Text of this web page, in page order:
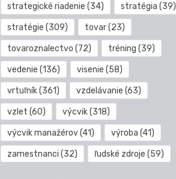
strategické riadenie (34) stratégia (39)
stratégie (309) tovar(23)
tovaroznalectvo (72) tréning (39)
vedenie (136) visenie (58)
vrtuľník(361) vzdelávanie (63)
vzlet (60) výcvik(318)
výcvik manažérov(41) výroba (41)
zamestnanci (32) ľudské zdroje (59)